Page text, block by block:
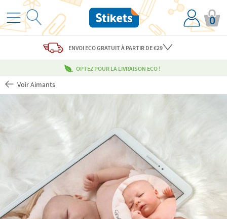
0
ENVOI ECOGRATUITÀ PARTIR DE €29
OPTEZ POUR LA LIVRAISON ECO !
Voir Aimants